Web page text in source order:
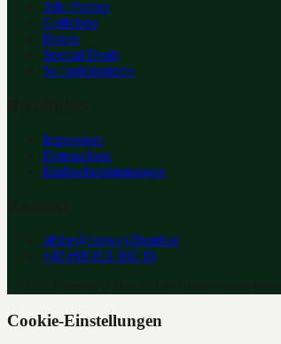
Alle Partner
Golfclubs
Hotels
Special Deals
So funktioniert's
Impressum
Datenschutz
Einlösebestimmungen
office@fairway2hotel.at
+43 699 811 802 16
Cookie-Einstellungen